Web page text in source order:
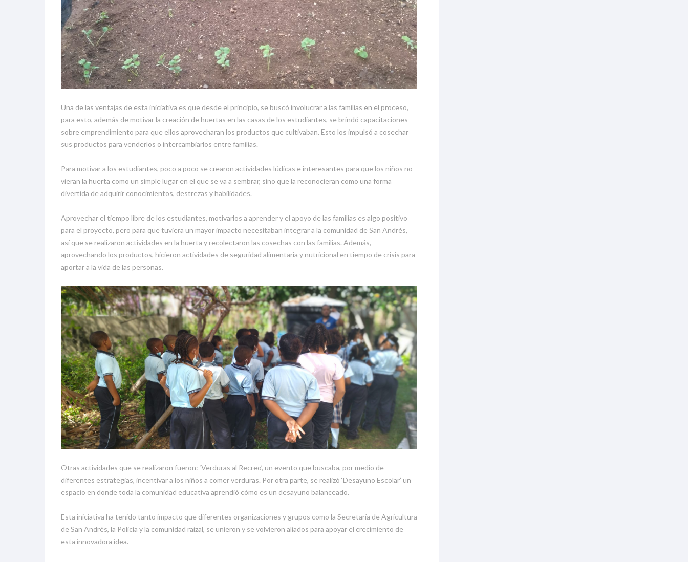
Una de las ventajas de esta iniciativa es que desde el principio, se buscó involucrar a las familias en el proceso,
para esto, además de motivar la creación de huertas en las casas de los estudiantes, se brindó capacitaciones
sobre emprendimiento para que ellos aprovecharan los productos que cultivaban. Esto los impulsó a cosechar
sus productos para venderlos o intercambiarlos entre familias.
Para motivar a los estudiantes, poco a poco se crearon actividades lúdicas e interesantes para que los niños no
vieran la huerta como un simple lugar en el que se va a sembrar, sino que la reconocieran como una forma
divertida de adquirir conocimientos, destrezas y habilidades.
Aprovechar el tiempo libre de los estudiantes, motivarlos a aprender y el apoyo de las familias es algo positivo
para el proyecto, pero para que tuviera un mayor impacto necesitaban integrar a la comunidad de San Andrés,
así que se realizaron actividades en la huerta y recolectaron las cosechas con las familias. Además,
aprovechando los productos, hicieron actividades de seguridad alimentaria y nutricional en tiempo de crisis para
aportar a la vida de las personas.
Otras actividades que se realizaron fueron: ‘Verduras al Recreo’, un evento que buscaba, por medio de
diferentes estrategias, incentivar a los niños a comer verduras. Por otra parte, se realizó ‘Desayuno Escolar’ un
espacio en donde toda la comunidad educativa aprendió cómo es un desayuno balanceado.
Esta iniciativa ha tenido tanto impacto que diferentes organizaciones y grupos como la Secretaría de Agricultura
de San Andrés, la Policía y la comunidad raizal, se unieron y se volvieron aliados para apoyar el crecimiento de
esta innovadora idea.